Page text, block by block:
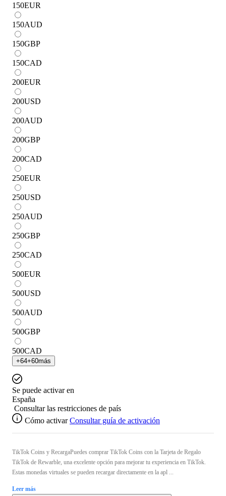
150EUR
150AUD
150GBP
150CAD
200EUR
200USD
200AUD
200GBP
200CAD
250EUR
250USD
250AUD
250GBP
250CAD
500EUR
500USD
500AUD
500GBP
500CAD
+64+60más
Se puede activar en
España
Consultar las restricciones de país
Cómo activar Consultar guía de activación
TikTok Coins y RecargaPuedes comprar TikTok Coins con la Tarjeta de Regalo
TikTok de Rewarble, una excelente opción para mejorar tu experiencia en TikTok.
Estas monedas virtuales se pueden recargar directamente en la apl ...
Leer más